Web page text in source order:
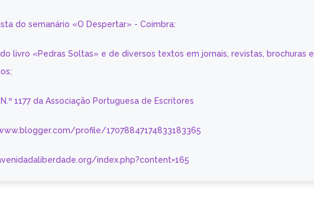
do semanário «O Despertar» - Coimbra:
livro «Pedras Soltas» e de diversos textos em jornais, revistas, brochuras e
1177 da Associação Portuguesa de Escritores
profile/17078847174833183365
index.php?content=165